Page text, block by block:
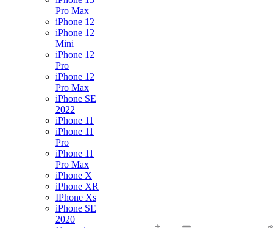
Pro Max
iPhone 12
iPhone 12
Mini
iPhone 12
Pro
iPhone 12
Pro Max
iPhone SE
2022
iPhone 11
iPhone 11
Pro
iPhone 11
Pro Max
iPhone X
iPhone XR
IPhone Xs
iPhone SE
2020